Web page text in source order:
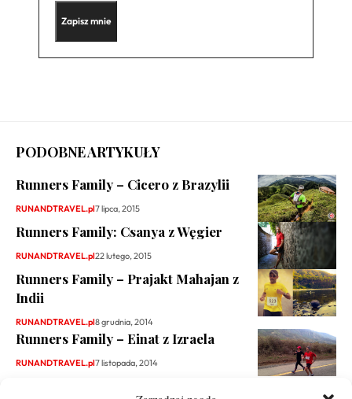
PODOBNE ARTYKUŁY
Runners Family – Cicero z Brazylii
RUNANDTRAVEL.pl7 lipca, 2015
Runners Family: Csanya z Węgier
RUNANDTRAVEL.pl22 lutego, 2015
Runners Family – Prajakt Mahajan z
Indii
RUNANDTRAVEL.pl8 grudnia, 2014
Runners Family – Einat z Izraela
RUNANDTRAVEL.pl7 listopada, 2014